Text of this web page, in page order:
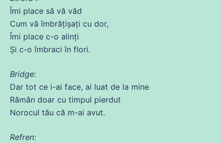
Îmi place să vă văd
Cum vă îmbrățișați cu dor,
Îmi place c-o alinți
Și c-o îmbraci în flori.
Bridge:
Dar tot ce i-ai face, ai luat de la mine
Rămân doar cu timpul pierdut
Norocul tău că m-ai avut.
Refren: